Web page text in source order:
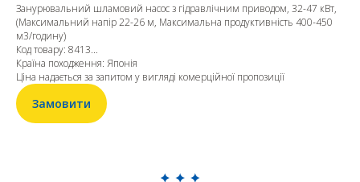
Занурювальний шламовий насос з гідравлічним приводом, 32-47 кВт,
(Максимальний напір 22-26 м, Максимальна продуктивність 400-450
м3/годину)
Код товару: 8413...
Країна походження: Японія
Ціна надається за запитом у вигляді комерційної пропозиції
Замовити